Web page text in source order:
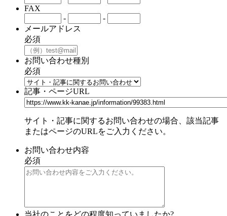
FAX
-
-
メールアドレス
必須
お問い合わせ種別
必須
記事・ページURL
サイト・記事に関するお問い合わせの場合、該当記事
またはページのURLをご入力ください。
お問い合わせ内容
必須
当社のことをどの程度知っていましたか?